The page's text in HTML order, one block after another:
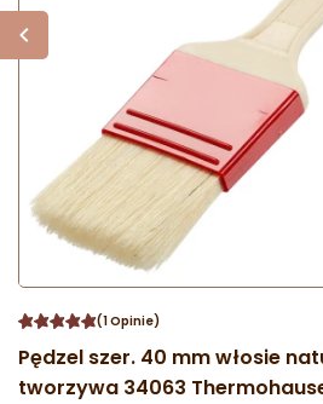
(1 Opinie)
Pędzel szer. 40 mm włosie
tworzywa 34063